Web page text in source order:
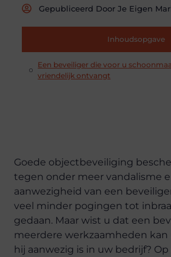
Gepubliceerd Door Je Eigen
Inhoudsopgave
Een beveiliger die voor u
vriendelijk ontvangt
Goede objectbeveiliging
tegen onder meer vandalisme
aanwezigheid van een
veel minder pogingen tot
gedaan. Maar wist u dat een
meerdere werkzaamheden
hij aanwezig is in uw bedrijf?